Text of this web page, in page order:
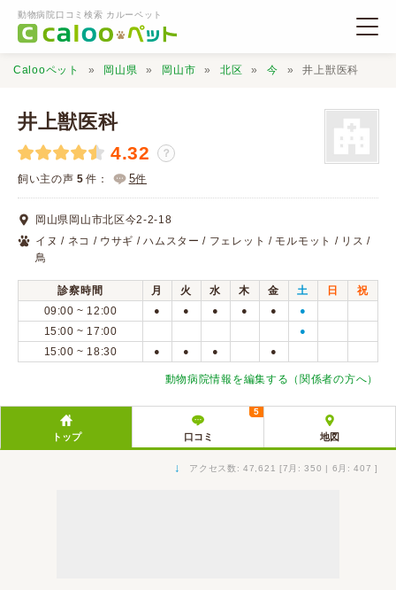
動物病院口コミ検索 カルーペット
動物病院検索
口コミ検索
Calooペットとは？
口コミ投稿
Calooペット 岡山県 岡山市 北区 今 井上獣医科
井上獣医科
4.32 ？
飼い主の声 5 件： 5件
岡山県岡山市北区今2-2-18
イヌ / ネコ / ウサギ / ハムスター / フェレット / モルモット / リス /
鳥
診察時間 月 火 水 木 金 土 日
祝
09:00 ~ 12:00
● ● ● ● ● ●
15:00 ~ 17:00 ●
15:00 ~ 18:30 ● ● ● ●
動物病院情報を編集する（関係者の方へ）
トップ 口コミ
5
地図
↓ アクセス数: 47,621 [7月: 350 | 6月: 407 ]